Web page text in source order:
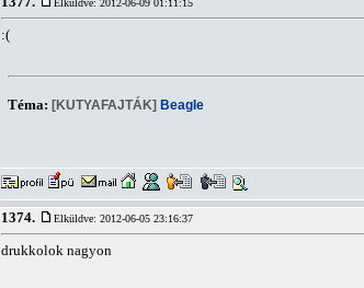
Elküldve: 2012-06-09 01:11:15
:(
Téma: [KUTYAFAJTÁK] Beagle
1374. Elküldve: 2012-06-05 23:16:37
drukkolok nagyon